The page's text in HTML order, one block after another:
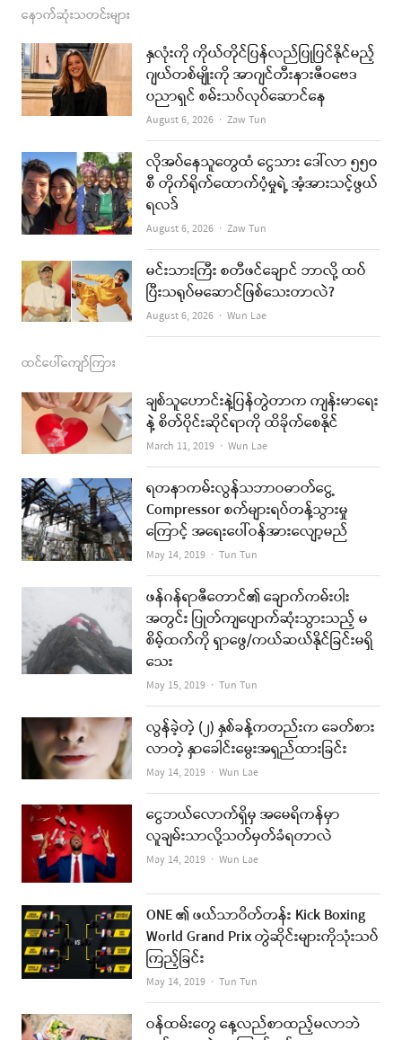
c
e
b
o
k
s
t
a
g
a
m
s
t
u
b
e
i
l
နောက်ဆုံးသတင်းများ
နှလုံးကို ကိုယ်တိုင်ပြန်လည်ပြုပြင်နိုင်မည့်
ဂျယ်တစ်မျိုးကို အာဂျင်တီးနားဇီဝဗေဒ
ပညာရှင် စမ်းသပ်လုပ်ဆောင်နေ
August 6, 2026 Author
Zaw Tun
လိုအပ်နေသူတွေထံ ငွေသား ဒေါ်လာ ၅၅၀
စီ တိုက်ရိုက်ထောက်ပံ့မှုရဲ့ အံ့အားသင့်ဖွယ်
ရလဒ်
August 6, 2026 Author
Zaw Tun
မင်းသားကြီး စတီဖင်ချောင် ဘာလို့ ထပ်
ပြီးသရုပ်မဆောင်ဖြစ်သေးတာလဲ?
August 6, 2026 Author
Wun Lae
ထင်ပေါ်ကျော်ကြား
ချစ်သူဟောင်းနဲ့ပြန်တွဲတာက ကျန်းမာရေး
နဲ့ စိတ်ပိုင်းဆိုင်ရာကို ထိခိုက်စေနိုင်
March 11, 2019 Author
Wun Lae
ရတနာကမ်းလွန်သဘာဝဓာတ်ငွေ့
Compressor စက်များရပ်တန့်သွားမှု
ကြောင့် အရေးပေါ်ဝန်အားလျော့မည်
May 14, 2019 Author
Tun Tun
ဖန်ဂန်ရာဇီတောင်၏ ချောက်ကမ်းပါး
အတွင်း ပြုတ်ကျပျောက်ဆုံးသွားသည့် မ
စိမ့်ထက်ကို ရှာဖွေ/ကယ်ဆယ်နိုင်ခြင်းမရှိ
သေး
May 15, 2019 Author
Tun Tun
လွန်ခဲ့တဲ့ (၂) နှစ်ခန့်ကတည်းက ခေတ်စား
လာတဲ့ နှာခေါင်းမွေးအရှည်ထားခြင်း
May 14, 2019 Author
Wun Lae
ငွေဘယ်လောက်ရှိမှ အမေရိကန်မှာ
လူချမ်းသာလို့သတ်မှတ်ခံရတာလဲ
May 14, 2019 Author
Wun Lae
ONE ၏ ဖယ်သာဝိတ်တန်း Kick Boxing
World Grand Prix တွဲဆိုင်းများကိုသုံးသပ်
ကြည့်ခြင်း
May 14, 2019 Author
Tun Tun
ဝန်ထမ်းတွေ နေ့လည်စာထည့်မလာဘဲ